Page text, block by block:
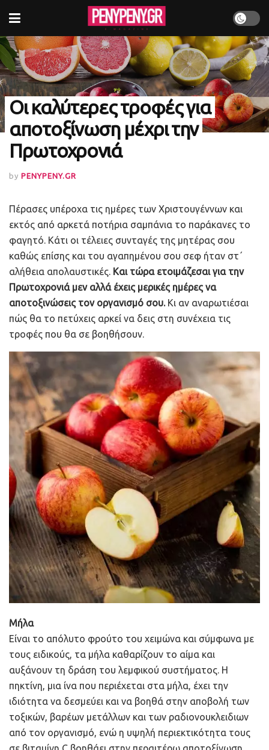
Οι καλύτερες τροφές για
αποτοξίνωση μέχρι την
Πρωτοχρονιά
by PENYPENY.GR
Πέρασες υπέροχα τις ημέρες των Χριστουγέννων και
εκτός από αρκετά ποτήρια σαμπάνια το παράκανες το
φαγητό. Κάτι οι τέλειες συνταγές της μητέρας σου
καθώς επίσης και του αγαπημένου σου σεφ ήταν στ΄
αλήθεια απολαυστικές. Και τώρα ετοιμάζεσαι για την
Πρωτοχρονιά μεν αλλά έχεις μερικές ημέρες να
αποτοξινώσεις τον οργανισμό σου.Κι αν αναρωτιέσαι
πώς θα το πετύχεις αρκεί να δεις στη συνέχεια τις
τροφές που θα σε βοηθήσουν.
Μήλα
Είναι το απόλυτο φρούτο του χειμώνα και σύμφωνα με
τους ειδικούς, τα μήλα καθαρίζουν το αίμα και
αυξάνουν τη δράση του λεμφικού συστήματος. Η
πηκτίνη, μια ίνα που περιέχεται στα μήλα, έχει την
ιδιότητα να δεσμεύει και να βοηθά στην αποβολή των
τοξικών, βαρέων μετάλλων και των ραδιονουκλειδιων
από τον οργανισμό, ενώ η υψηλή περιεκτικότητα τους